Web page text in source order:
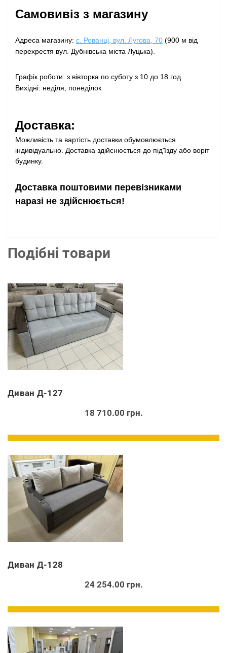
Самовивіз з магазину
Адреса магазину: с. Рованці, вул. Лугова, 70 (900 м від
перехрестя вул. Дубнівська міста Луцька).
Графік роботи: з вівторка по суботу з 10 до 18 год.
Вихідні: неділя, понеділок
Доставка:
Можливість та вартість доставки обумовлюється
індивідуально. Доставка здійснюється до під'їзду або воріт
будинку.
Доставка поштовими перевізниками
наразі не здійснюється!
Подібні товари
Диван Д-127
18 710.00 грн.
Диван Д-128
24 254.00 грн.